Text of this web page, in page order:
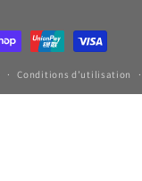
Conditions d’utilisation